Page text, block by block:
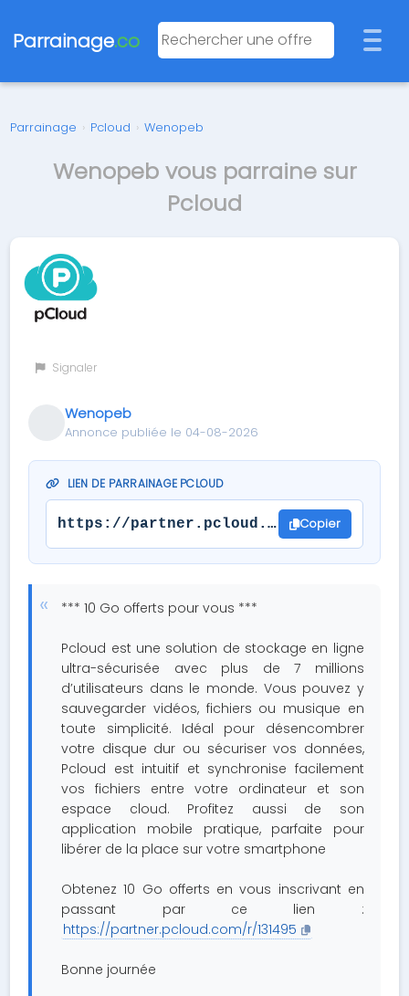
Parrainage.co
Parrainage › Pcloud › Wenopeb
Wenopeb vous parraine sur
Pcloud
Signaler
Wenopeb
Annonce publiée le 04-08-2026
LIEN DE PARRAINAGE PCLOUD
https://partner.pcloud.com/r/131495
Copier
*** 10 Go offerts pour vous ***
Pcloud est une solution de stockage en ligne
ultra-sécurisée avec plus de 7 millions
d’utilisateurs dans le monde. Vous pouvez y
sauvegarder vidéos, fichiers ou musique en
toute simplicité. Idéal pour désencombrer
votre disque dur ou sécuriser vos données,
Pcloud est intuitif et synchronise facilement
vos fichiers entre votre ordinateur et son
espace cloud. Profitez aussi de son
application mobile pratique, parfaite pour
libérer de la place sur votre smartphone
Obtenez 10 Go offerts en vous inscrivant en
passant par ce lien :
https://partner.pcloud.com/r/131495
Bonne journée